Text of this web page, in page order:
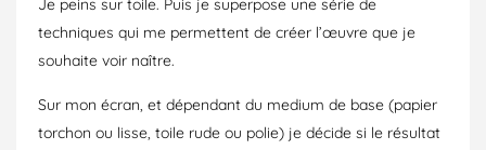
Je peins sur toile. Puis je superpose une série de
techniques qui me permettent de créer l’œuvre que je
souhaite voir naître.
Sur mon écran, et dépendant du medium de base (papier
torchon ou lisse, toile rude ou polie) je décide si le résultat